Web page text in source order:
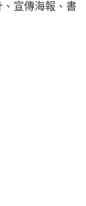
宣傳海報、書